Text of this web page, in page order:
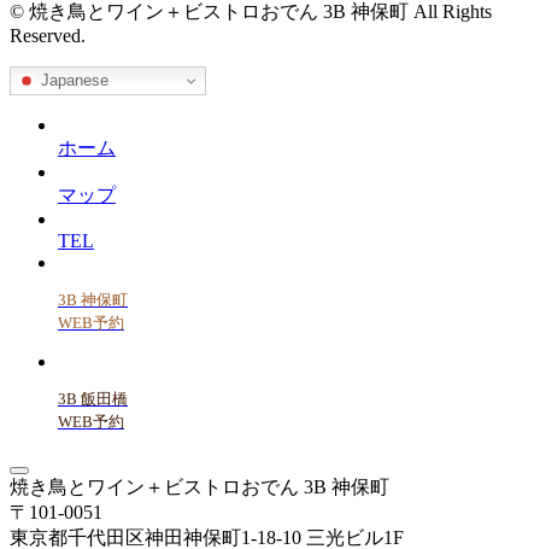
© 焼き鳥とワイン＋ビストロおでん 3B 神保町 All Rights
Reserved.
Japanese
ホーム
マップ
TEL
3B 神保町
WEB予約
3B 飯田橋
WEB予約
焼き鳥とワイン＋ビストロおでん 3B 神保町
〒101-0051
東京都千代田区神田神保町1-18-10 三光ビル1F